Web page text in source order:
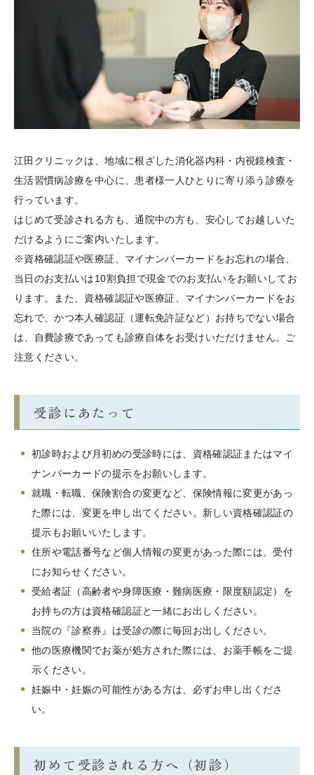
江田クリニックは、地域に根ざした消化器内科・内視鏡検査・
生活習慣病診療を中心に、患者様一人ひとりに寄り添う診療を
行っています。
はじめて受診される方も、通院中の方も、安心してお越しいた
だけるようにご案内いたします。
※資格確認証や医療証、マイナンバーカードをお忘れの場合、
当日のお支払いは10割負担で現金でのお支払いをお願いしてお
ります。また、資格確認証や医療証、マイナンバーカードをお
忘れで、かつ本人確認証（運転免許証など）お持ちでない場合
は、自費診療であっても診療自体をお受けいただけません。ご
注意ください。
受診にあたって
初診時および月初めの受診時には、資格確認証またはマイ
ナンバーカードの提示をお願いします。
就職・転職、保険割合の変更など、保険情報に変更があっ
た際には、変更を申し出てください。新しい資格確認証の
提示もお願いいたします。
住所や電話番号など個人情報の変更があった際には、受付
にお知らせください。
受給者証（高齢者や身障医療・難病医療・限度額認定）を
お持ちの方は資格確認証と一緒にお出しください。
当院の『診察券』は受診の際に毎回お出しください。
他の医療機関でお薬が処方された際には、お薬手帳をご提
示ください。
妊娠中・妊娠の可能性がある方は、必ずお申し出くださ
い。
初めて受診される方へ（初診）